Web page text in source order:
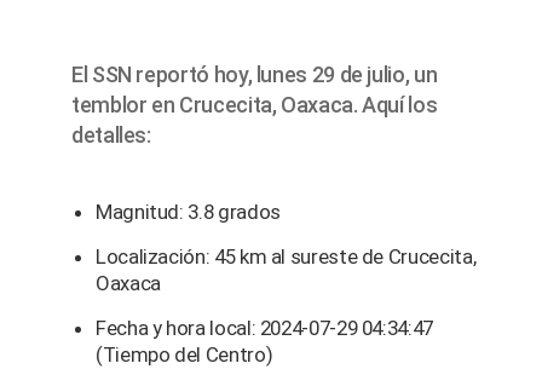
El SSN reportó hoy, lunes 29 de julio, un
temblor en Crucecita, Oaxaca. Aquí los
detalles:
Magnitud: 3.8 grados
Localización: 45 km al sureste de Crucecita,
Oaxaca
Fecha y hora local: 2024-07-29 04:34:47
(Tiempo del Centro)